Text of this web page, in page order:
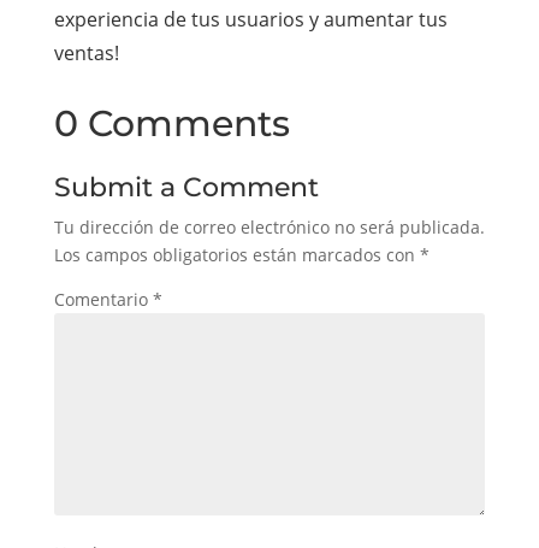
experiencia de tus usuarios y aumentar tus
ventas!
0 Comments
Submit a Comment
Tu dirección de correo electrónico no será publicada.
Los campos obligatorios están marcados con *
Comentario *